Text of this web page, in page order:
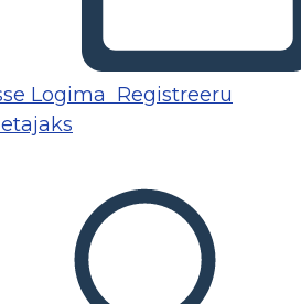
Logima Registreeru